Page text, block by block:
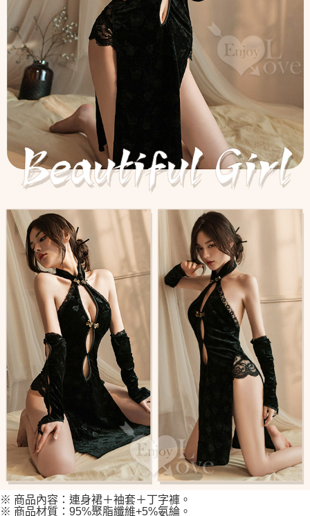
※ 商品內容：連身裙＋袖套＋丁字褲。
※ 商品材質：95%聚脂纖維+5%氨綸。